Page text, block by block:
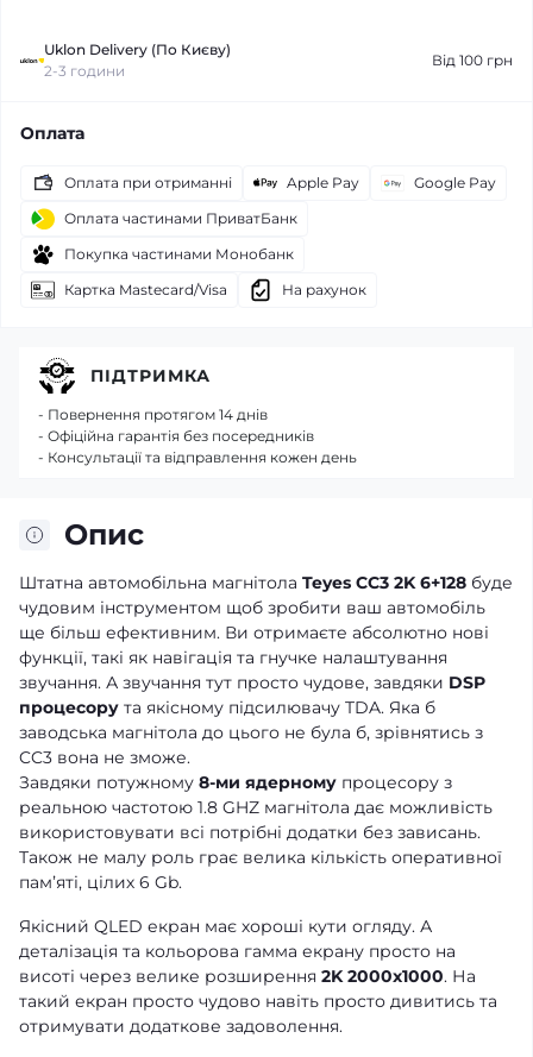
Uklon Delivery (По Києву)
2-3 години
Від 100 грн
Оплата
Оплата при отриманні Apple Pay
Google Pay
Оплата частинами ПриватБанк
Покупка частинами Монобанк
Картка Mastecard/Visa
На рахунок
Опис
Штатна автомобільна магнітола Teyes CC3 2K 6+128 буде
чудовим інструментом щоб зробити ваш автомобіль
ще більш ефективним. Ви отримаєте абсолютно нові
функції, такі як навігація та гнучке налаштування
звучання. А звучання тут просто чудове, завдяки DSP
процесору та якісному підсилювачу TDA. Яка б
заводська магнітола до цього не була б, зрівнятись з
CC3 вона не зможе.
Завдяки потужному 8-ми ядерному процесору з
реальною частотою 1.8 GHZ магнітола дає можливість
використовувати всі потрібні додатки без зависань.
Також не малу роль грає велика кількість оперативної
памʼяті, цілих 6 Gb.
Якісний QLED екран має хороші кути огляду. А
деталізація та кольорова гамма екрану просто на
висоті через велике розширення 2K 2000x1000. На
такий екран просто чудово навіть просто дивитись та
отримувати додаткове задоволення.
ПІДТРИМКА
- Повернення протягом 14 днів
- Офіційна гарантія без посередників
- Консультації та відправлення кожен день